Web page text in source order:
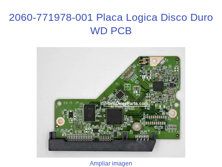
2060-771978-001 Placa Logica Disco Duro
WD PCB
Ampliar imagen